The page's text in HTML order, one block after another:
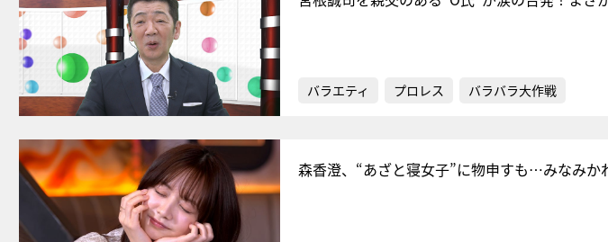
バラエティ プロレス バラバラ大作戦
森香澄、“あざと寝女子”に物申すも…みなみか